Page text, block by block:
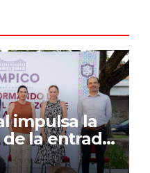
impulsa la
la entrada
de